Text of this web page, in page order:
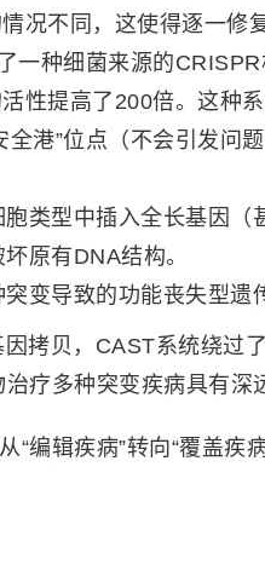
况不同，这使得逐一修
一种细菌来源的
性提高了200倍。这种
港”位点（不会引发问
类型中插入全长基因（
原有DNA结构。
变导致的功能丧失型遗
拷贝，CAST系统绕过
疗多种突变疾病具有深
“编辑疾病”转向“覆盖疾